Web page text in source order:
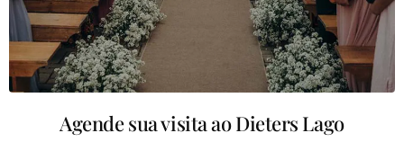
Agende sua visita ao Dieters Lago